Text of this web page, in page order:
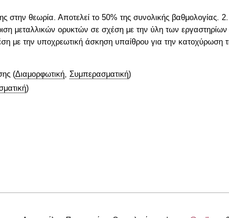
στην θεωρία. Αποτελεί το 50% της συνολικής βαθμολογίας.
μεταλλικών ορυκτών σε σχέση με την ύλη των εργαστηρίων
με την υποχρεωτική άσκηση υπαίθρου για την κατοχύρωση
(Διαμορφωτική Συμπερασματική)
)